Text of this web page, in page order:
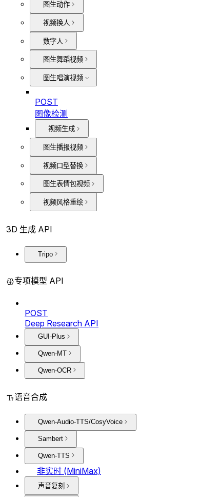
图生动作
视频换人
数字人
图生舞蹈视频
图生唱演视频
POST
图像检测
视频生成
图生播报视频
视频口型替换
图生表情包视频
视频风格重绘
3D 生成 API
Tripo
专项模型 API
POST
Deep Research API
GUI-Plus
Qwen-MT
Qwen-OCR
语音合成
Qwen-Audio-TTS/CosyVoice
Sambert
Qwen-TTS
非实时 (MiniMax)
声音复刻